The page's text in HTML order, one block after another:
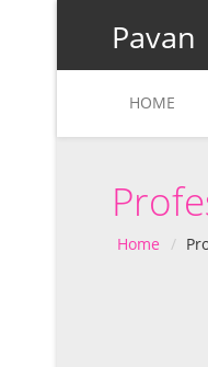
Pavan
HOME
Home